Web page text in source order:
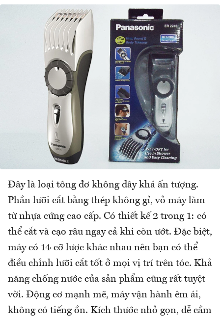
Đây là loại tông đơ không dây khá ấn tượng.
Phần lưỡi cắt bằng thép không gỉ, vỏ máy làm
từ nhựa cứng cao cấp. Có thiết kế 2 trong 1: có
thể cắt và cạo râu ngay cả khi còn ướt. Đặc biệt,
máy có 14 cỡ lược khác nhau nên bạn có thể
điều chỉnh lưỡi cắt tốt ở mọi vị trí trên tóc. Khả
năng chống nước của sản phẩm cũng rất tuyệt
vời. Động cơ mạnh mẽ, máy vận hành êm ái,
không có tiếng ồn. Kích thước nhỏ gọn, dễ cầm